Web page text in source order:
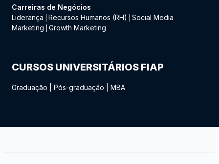
Carreiras de Negócios
Liderança
Recursos Humanos (RH)
Social Media
Marketing
Growth Marketing
CURSOS UNIVERSITÁRIOS FIAP
Graduação Pós-graduação MBA